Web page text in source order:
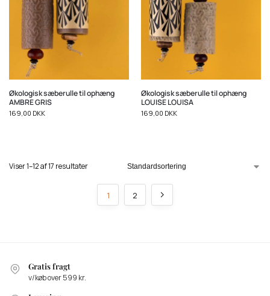
Økologisk sæberulle til ophæng
AMBRE GRIS
169,00 DKK
Økologisk sæberulle til ophæng
LOUISE LOUISA
169,00 DKK
Viser 1–12 af 17 resultater
1 2
Gratis fragt
v/køb over 599 kr.